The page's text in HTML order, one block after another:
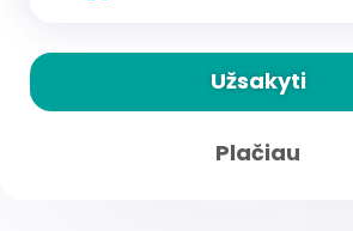
Užsakyti
Plačiau